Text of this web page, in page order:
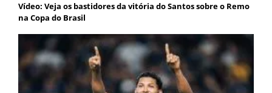
Vídeo: Veja os bastidores da vitória do Santos sobre o Remo
na Copa do Brasil